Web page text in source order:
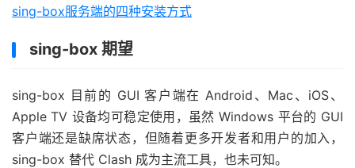
sing-box服务端的四种安装方式
sing-box 期望
sing-box 目前的 GUI 客户端在 Android、Mac、iOS、
Apple TV 设备均可稳定使用，虽然 Windows 平台的 GUI
客户端还是缺席状态，但随着更多开发者和用户的加入，
sing-box 替代 Clash 成为主流工具，也未可知。